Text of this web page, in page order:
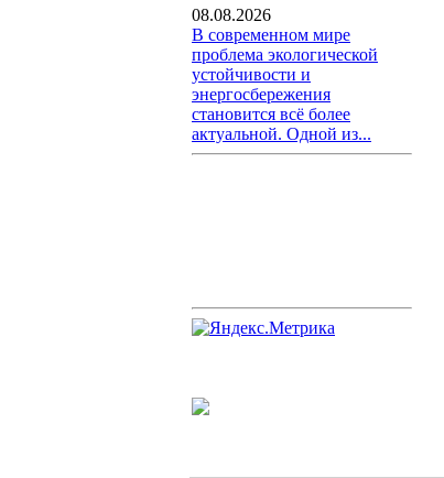
08.08.2026
В современном мире
проблема экологической
устойчивости и
энергосбережения
становится всё более
актуальной. Одной из...